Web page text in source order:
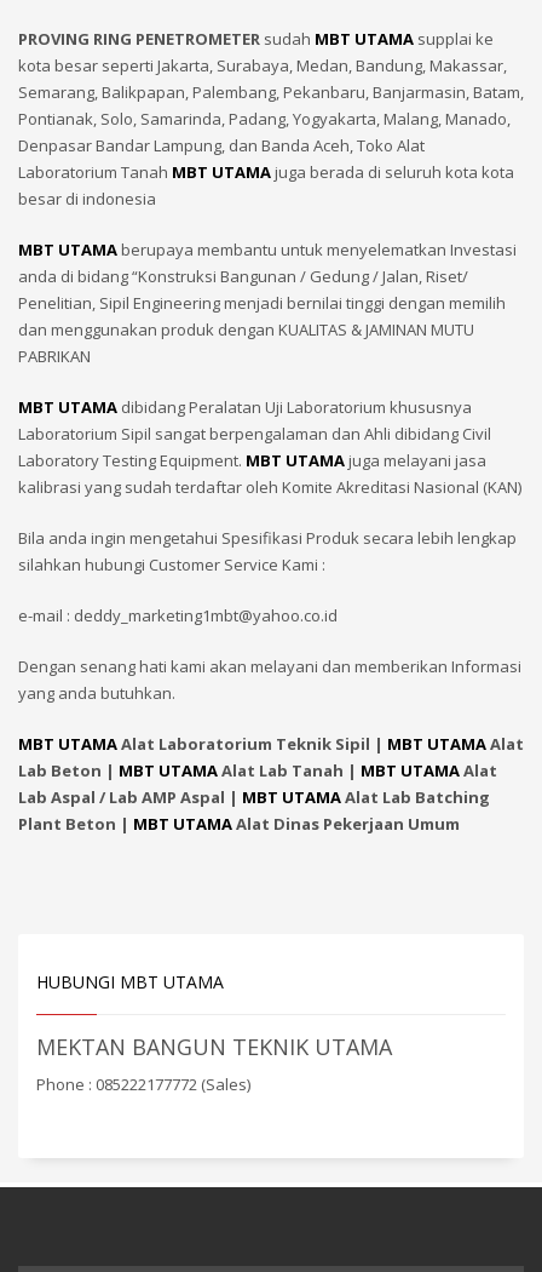
PROVING RING PENETROMETER sudah MBT UTAMA supplai ke
kota besar seperti Jakarta, Surabaya, Medan, Bandung, Makassar,
Semarang, Balikpapan, Palembang, Pekanbaru, Banjarmasin, Batam,
Pontianak, Solo, Samarinda, Padang, Yogyakarta, Malang, Manado,
Denpasar Bandar Lampung, dan Banda Aceh, Toko Alat
Laboratorium Tanah MBT UTAMAjuga berada di seluruh kota kota
besar di indonesia
MBT UTAMAberupaya membantu untuk menyelematkan Investasi
anda di bidang “Konstruksi Bangunan / Gedung / Jalan, Riset/
Penelitian, Sipil Engineering menjadi bernilai tinggi dengan memilih
dan menggunakan produk dengan KUALITAS & JAMINAN MUTU
PABRIKAN
MBT UTAMA dibidang Peralatan Uji Laboratorium khususnya
Laboratorium Sipil sangat berpengalaman dan Ahli dibidang Civil
Laboratory Testing Equipment. MBT UTAMAjuga melayani jasa
kalibrasi yang sudah terdaftar oleh Komite Akreditasi Nasional (KAN)
Bila anda ingin mengetahui Spesifikasi Produk secara lebih lengkap
silahkan hubungi Customer Service Kami :
e-mail : deddy_marketing1mbt@yahoo.co.id
Dengan senang hati kami akan melayani dan memberikan Informasi
yang anda butuhkan.
MBT UTAMAAlat Laboratorium Teknik Sipil | MBT UTAMAAlat
Lab Beton | MBT UTAMAAlat Lab Tanah | MBT UTAMAAlat
Lab Aspal / Lab AMP Aspal | MBT UTAMAAlat Lab Batching
Plant Beton | MBT UTAMAAlat Dinas Pekerjaan Umum
HUBUNGI MBT UTAMA
MEKTAN BANGUN TEKNIK UTAMA
Phone : 085222177772 (Sales)